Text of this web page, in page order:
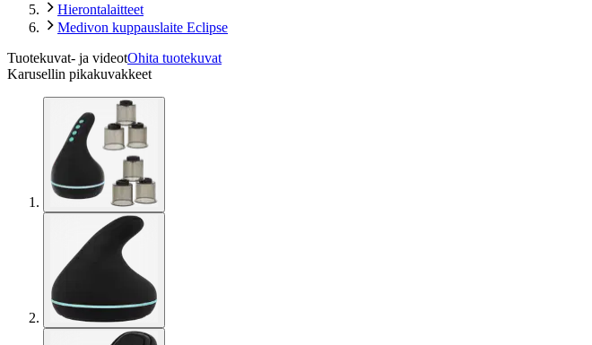
Hierontalaitteet
Medivon kuppauslaite Eclipse
Tuotekuvat- ja videotOhita tuotekuvat
Karusellin pikakuvakkeet